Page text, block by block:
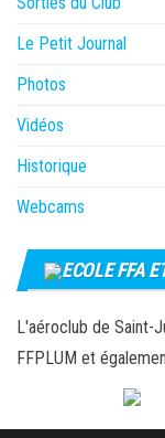
Le Petit Journal
Photos
Vidéos
Historique
Webcams
ECOLE FFA
L'aéroclub de Saint-
FFPLUM et